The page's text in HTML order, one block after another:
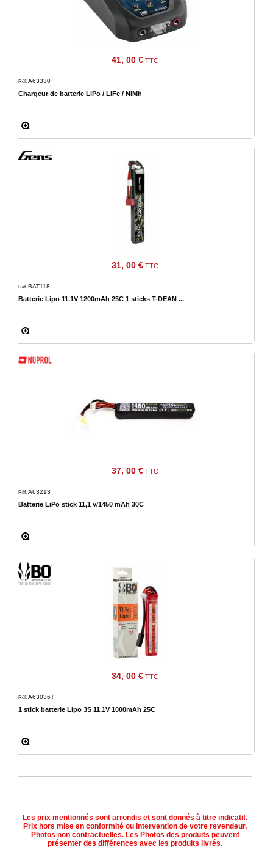
41, 00 € TTC
Chargeur de batterie LiPo / LiFe / NiMh
Réf. A63330
31, 00 € TTC
Batterie Lipo 11.1V 1200mAh 25C 1 sticks T-DEAN ...
Réf. BAT118
37, 00 € TTC
Batterie LiPo stick 11,1 v/1450 mAh 30C
Réf. A63213
34, 00 € TTC
1 stick batterie Lipo 3S 11.1V 1000mAh 25C
Réf. A63036T
Les prix mentionnés sont arrondis et sont donnés à titre indicatif.
Prix hors mise en conformité ou intervention de votre revendeur.
Photos non contractuelles. Les Photos des produits peuvent
présenter des différences avec les produits livrés.